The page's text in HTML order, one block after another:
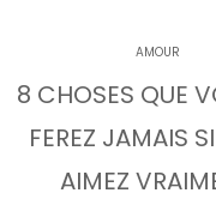
AMOUR
8 CHOSES QUE
FEREZ JAMAIS
AIMEZ